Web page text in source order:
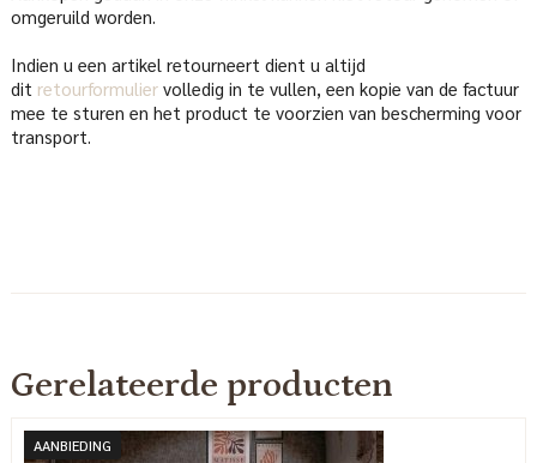
omgeruild worden.
Indien u een artikel retourneert dient u altijd
dit retourformuliervolledig in te vullen, een kopie van de factuur
mee te sturen en het product te voorzien van bescherming voor
transport.
Gerelateerde producten
AANBIEDING